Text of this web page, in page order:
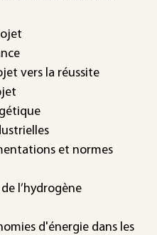
vers la réussite
et normes
l’hydrogène
d'énergie dans les